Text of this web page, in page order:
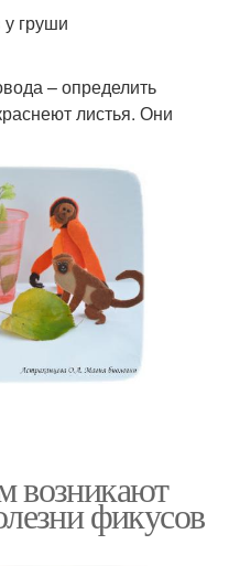
груши
– определить
листья. Они
возникают
фикусов